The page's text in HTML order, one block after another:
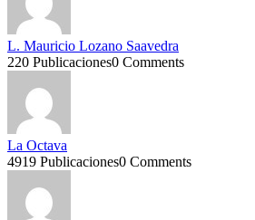
L. Mauricio Lozano Saavedra
220 Publicaciones0 Comments
La Octava
4919 Publicaciones0 Comments